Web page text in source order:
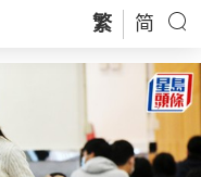
繁 简